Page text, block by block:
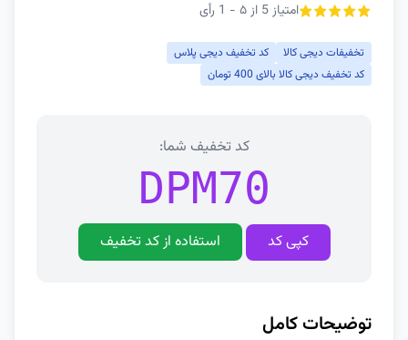
امتیاز 5 از ۵ - 1 رأی
تخفیفات دیجی کالا
کد تخفیف دیجی پلاس
کد تخفیف دیجی کالا بالای 400 تومان
کد تخفیف شما:
DPM70
کپی کد استفاده از کد تخفیف
توضیحات کامل